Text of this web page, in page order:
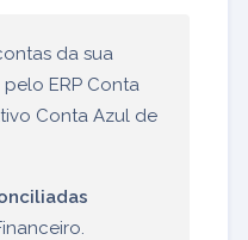
da sua
pelo ERP Conta
Conta Azul de